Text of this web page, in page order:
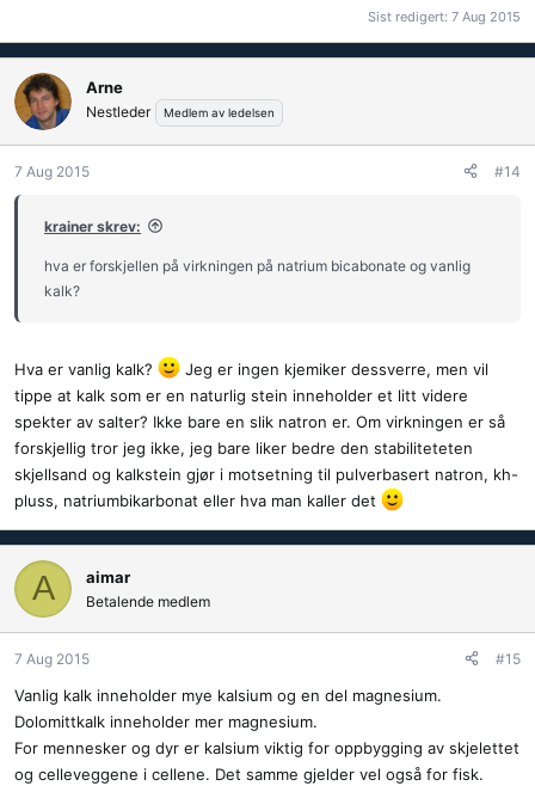
Sist redigert: 7 Aug 2015
Arne
Nestleder Medlem av ledelsen
7 Aug 2015 #14
krainer skrev:
hva er forskjellen på virkningen på natrium bicabonate og vanlig
kalk?
Hva er vanlig kalk?
Jeg er ingen kjemiker dessverre, men vil
tippe at kalk som er en naturlig stein inneholder et litt videre
spekter av salter? Ikke bare en slik natron er. Om virkningen er så
forskjellig tror jeg ikke, jeg bare liker bedre den stabiliteteten
skjellsand og kalkstein gjør i motsetning til pulverbasert natron, kh-
pluss, natriumbikarbonat eller hva man kaller det
A aimar
Betalende medlem
7 Aug 2015 #15
Vanlig kalk inneholder mye kalsium og en del magnesium.
Dolomittkalk inneholder mer magnesium.
For mennesker og dyr er kalsium viktig for oppbygging av skjelettet
og celleveggene i cellene. Det samme gjelder vel også for fisk.